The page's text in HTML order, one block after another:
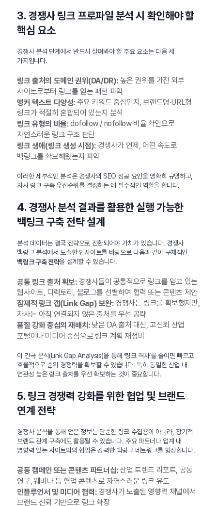
3. 경쟁사 링크 프로파일 분석 시 확인해야 할
핵심 요소
경쟁사 분석 단계에서 반드시 살펴봐야 할 주요 요소는 다음 세
가지입니다.
링크 출처의 도메인 권위(DA/DR):높은 권위를 가진 외부
사이트로부터 링크를 얻는 패턴 파악
앵커 텍스트 다양성:주요 키워드 중심인지, 브랜드명·URL형
링크가 적절히 혼합되어 있는지 분석
링크 유형의 비율:dofollow / nofollow 비율 확인으로
자연스러운 링크 구조 판단
링크 생애(링크 생성 시점):경쟁사가 언제, 어떤 속도로
백링크를 확보해왔는지 파악
이러한 세부적인 분석은 경쟁사의 SEO 성공 요인을 명확히 규명하고,
자사 링크 구축 우선순위를 결정하는 데 필수적인 역할을 합니다.
4. 경쟁사 분석 결과를 활용한 실행 가능한
백링크 구축 전략 설계
분석 데이터는 결국 전략으로 전환되어야 가치가 있습니다. 경쟁사
백링크 분석에서 도출한 인사이트를 바탕으로 다음과 같이 구체적인
백링크 구축 전략을 설계할 수 있습니다.
공통 링크 출처 확보:경쟁사들이 공통적으로 링크를 얻고 있는
웹사이트, 디렉토리, 블로그를 선별하여 협력 또는 콘텐츠 제안
잠재적 링크 갭(Link Gap) 보완:경쟁사는 링크를 확보했지만,
자사는 아직 연결되지 않은 출처를 우선 공략
품질 강화 중심의 재배치:낮은 DA 출처 대신, 고신뢰 산업
포털이나 미디어 중심으로 링크 계획 재정비
이 간극 분석(Link Gap Analysis)을 통해 ‘링크 격차’를 줄이면 빠르고
효율적으로 순위 경쟁력을 확보할 수 있습니다. 특히 동일한 산업 내
연관성 높은 링크 출처를 우선 확보하는 것이 중요합니다.
5. 링크 경쟁력 강화를 위한 협업 및 브랜드
연계 전략
경쟁사 분석을 통해 얻은 정보는 단순한 링크 수집용이 아니라, 장기적
브랜드 관계 구축에도 활용될 수 있습니다. 주요 파트너나 업계 내
영향력 있는 사이트와의 협업은 강력한 백링크 네트워크를 형성합니다.
공동 캠페인 또는 콘텐츠 파트너십:산업 트렌드 리포트, 공동
연구, 웨비나 등 협업 콘텐츠로 자연스러운 링크 유도
인플루언서 및 미디어 협력:경쟁사가 노출된 영향력 채널에서
브랜드 신뢰 기반으로 링크 확장